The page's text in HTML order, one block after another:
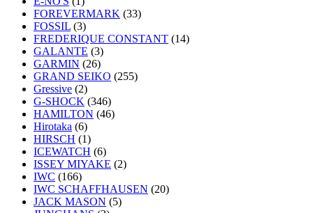
FOREVERMARK (33)
FOSSIL (3)
FREDERIQUE CONSTANT (14)
GALANTE (3)
GARMIN (26)
GRAND SEIKO (255)
Gressive (2)
G-SHOCK (346)
HAMILTON (46)
Hirotaka (6)
HIRSCH (1)
ICEWATCH (6)
ISSEY MIYAKE (2)
IWC (166)
IWC SCHAFFHAUSEN (20)
JACK MASON (5)